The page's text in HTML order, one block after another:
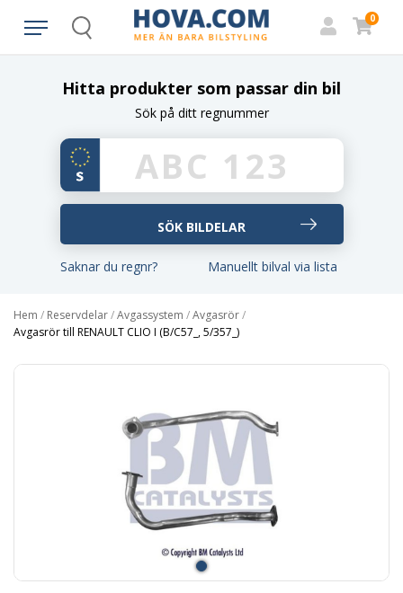
Search
0
Hitta produkter som passar din bil
Sök på ditt regnummer
Saknar du regnr? Manuellt bilval via lista
Hem / Reservdelar/Avgassystem /Avgasrör/
Avgasrör till RENAULT CLIO I (B/C57_, 5/357_)